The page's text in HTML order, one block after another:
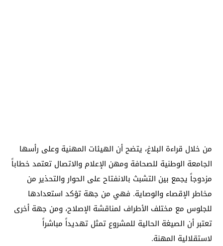
من خلال قراءة البلاغ، يتضح أن الهيئات المهنية وعلى رأسها
الجامعة الوطنية للصحافة ومهن الإعلام والاتصال تعتمد خطاباً
مزدوجاً يجمع بين التشبث بالانفتاح على الحوار والتحذير من
مخاطر الإقصاء والوصاية. فهي من جهة تؤكد استعدادها
للجلوس مع مختلف الأطراف لمناقشة الإصلاح، ومن جهة أخرى
تعتبر أن الصيغة الحالية للمشروع تمثل تهديداً مباشراً
لاستقلالية المهنة.